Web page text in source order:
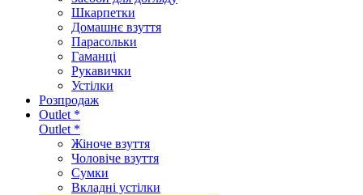
Шкарпетки
Домашнє взуття
Парасольки
Гаманці
Рукавички
Устілки
Розпродаж
Outlet *
Outlet *
Жіноче взуття
Чоловіче взуття
Сумки
Вкладні устілки